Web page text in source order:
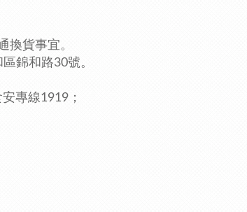
換貨事宜。
錦和路30號。
專線1919 ；